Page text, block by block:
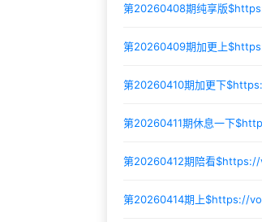
第20260408期纯享版$
第20260409期加更上$
第20260410期加更下$
第20260411期休息一下$
第20260412期陪看$https://
第20260414期上$https://